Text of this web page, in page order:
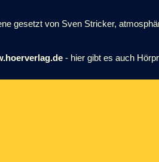
gesetzt von Sven Stricker,
- hier gibt es auch